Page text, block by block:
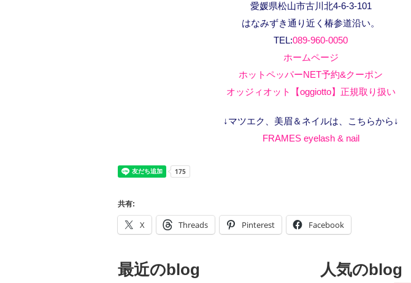
愛媛県松山市古川北4-6-3-101
はなみずき通り近く椿参道沿い。
TEL:089-960-0050
ホームページ
ホットペッパーNET予約&クーポン
オッジィオット【oggiotto】正規取り扱い
↓マツエク、美眉＆ネイルは、こちらから↓
FRAMES eyelash & nail
共有:
X Threads Pinterest Facebook
最近のblog 人気のblog